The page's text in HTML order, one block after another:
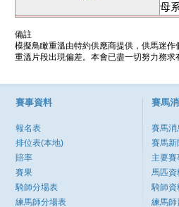
母
備註
模擬鳥瞰重溫由特約供應商提供，供馬迷
重溫片段出現偏差。本會已盡一切努力務
賽事資料
報名表
排位表(本地)
賠率
賽果
騎師分場表
練馬師分場表
賽馬
賽馬消
賽馬新
主要賽
馬匹資
騎師資
練馬師